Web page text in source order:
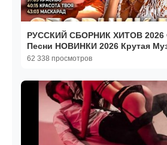
РУССКИЙ СБОРНИК ХИТОВ 2026
Песни НОВИНКИ 2026 Крутая
Ремиксы 2026
62 338 просмотров